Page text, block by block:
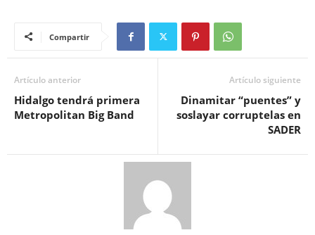
Compartir
Artículo anterior
Hidalgo tendrá primera
Metropolitan Big Band
Artículo siguiente
Dinamitar “puentes” y
soslayar corruptelas en
SADER